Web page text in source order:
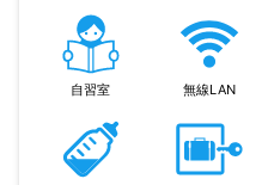
自習室 無線LAN